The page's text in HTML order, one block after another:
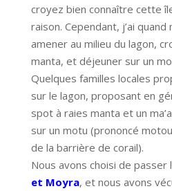
croyez bien connaître cette
raison. Cependant, j’ai
amener au milieu du lagon,
manta, et déjeuner sur un
Quelques familles locales
sur le lagon, proposant en
spot à raies manta et un
sur un motu (prononcé
de la barrière de corail).
Nous avons choisi de passer
et Moyra, et nous avons